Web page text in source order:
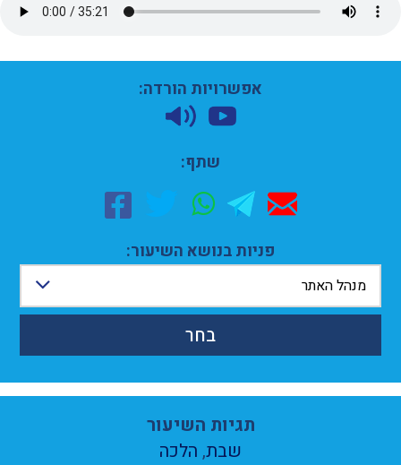
אפשרויות הורדה:
שתף:
פניות בנושא השיעור:
מנהל האתר
בחר
תגיות השיעור
שבת, הלכה